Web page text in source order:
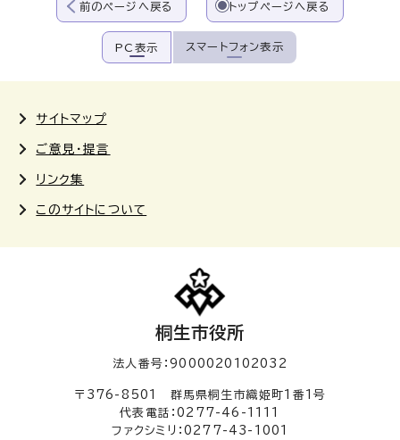
前のページへ戻る トップページへ戻る
PC表示 スマートフォン表示
サイトマップ
ご意見・提言
リンク集
このサイトについて
桐生市役所
法人番号：9000020102032
〒376-8501 群馬県桐生市織姫町1番1号
代表電話：0277-46-1111
ファクシミリ：0277-43-1001